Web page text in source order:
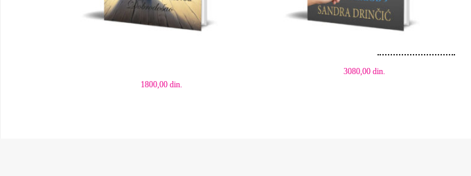
1800,00din.
3080,00 din.